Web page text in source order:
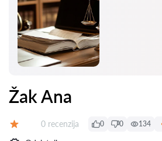
Žak Ana
Recenzija:
0 recenzija 0 0 134